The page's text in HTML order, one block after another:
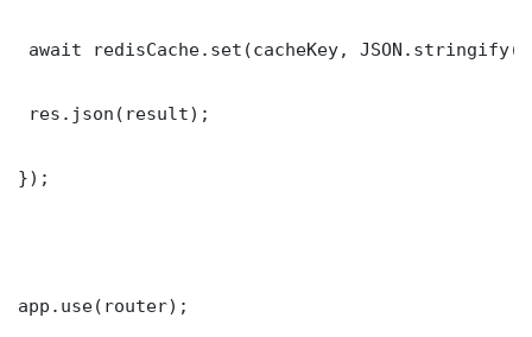
await redisCache.set(cacheKey,
res.json(result);
});
app.use(router);